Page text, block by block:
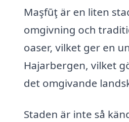
Maşfūţ är en liten
omgivning och
oaser, vilket ger en
Hajarbergen, vilket
det omgivande
Staden är inte så